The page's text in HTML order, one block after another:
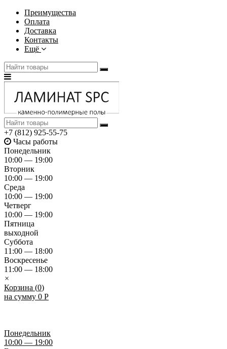
Преимущества
Оплата
Доставка
Контакты
Ещё
+7 (812) 925-55-75
Часы работы
Понедельник
10:00 — 19:00
Вторник
10:00 — 19:00
Среда
10:00 — 19:00
Четверг
10:00 — 19:00
Пятница
выходной
Суббота
11:00 — 18:00
Воскресенье
11:00 — 18:00
×
Корзина (0)
на сумму 0 Р
Понедельник
10:00 — 19:00